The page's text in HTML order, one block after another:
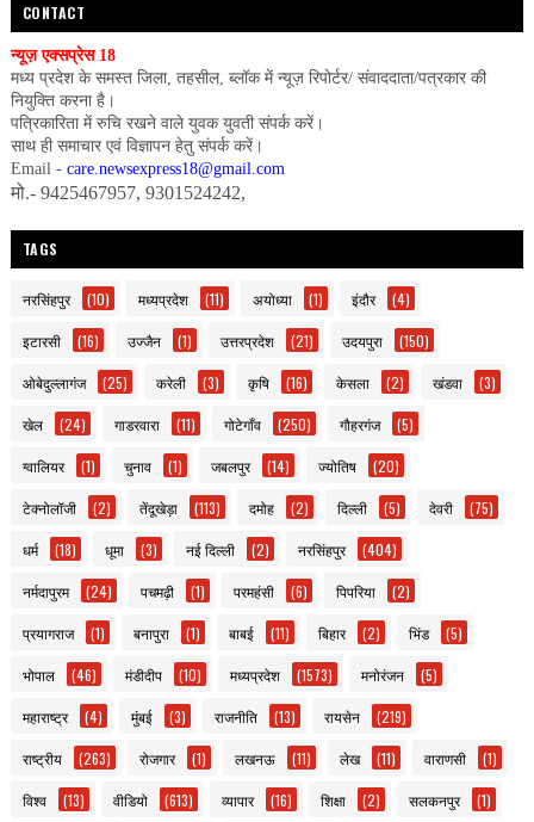
CONTACT
न्यूज़ एक्सप्रेस 18
मध्य प्रदेश के समस्त जिला, तहसील, ब्लॉक में न्यूज़ रिपोर्टर/ संवाददाता/पत्रकार की
नियुक्ति करना है।
पत्रिकारिता में रुचि रखने वाले युवक युवती संपर्क करें।
साथ ही समाचार एवं विज्ञापन हेतु संपर्क करें।
Email - care.newsexpress18@gmail.com
मो.- 9425467957, 9301524242,
TAGS
नरसिंहपुर (10) मध्यप्रदेश (11) अयोध्या (1) इंदौर (4)
इटारसी (16) उज्जैन (1) उत्तरप्रदेश (21) उदयपुरा (150)
ओबेदुल्लागंज (25) करेली (3) कृषि (16) केसला (2) खंडवा (3)
खेल (24) गाडरवारा (11) गोटेगाँव (250) गौहरगंज (5)
ग्वालियर (1) चुनाव (1) जबलपुर (14) ज्योतिष (20)
टेक्नोलॉजी (2) तेंदूखेड़ा (113) दमोह (2) दिल्ली (5) देवरी (75)
धर्म (18) धूमा (3) नई दिल्ली (2) नरसिंहपुर (404)
नर्मदापुरम (24) पचमढ़ी (1) परमहंसी (6) पिपरिया (2)
प्रयागराज (1) बनापुरा (1) बाबई (11) बिहार (2) भिंड (5)
भोपाल (46) मंडीदीप (10) मध्यप्रदेश (1573) मनोरंजन (5)
महाराष्ट्र (4) मुंबई (3) राजनीति (13) रायसेन (219)
राष्ट्रीय (263) रोजगार (1) लखनऊ (11) लेख (11) वाराणसी (1)
विश्व (13) वीडियो (613) व्यापार (16) शिक्षा (2) सलकनपुर (1)